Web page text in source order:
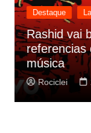
Destaque
Rashid vai
referencias
música
Rociclei